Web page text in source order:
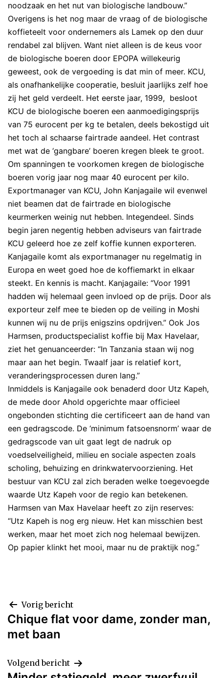
noodzaak en het nut van biologische landbouw.”
Overigens is het nog maar de vraag of de biologische
koffieteelt voor ondernemers als Lamek op den duur
rendabel zal blijven. Want niet alleen is de keus voor
de biologische boeren door EPOPA willekeurig
geweest, ook de vergoeding is dat min of meer. KCU,
als onafhankelijke cooperatie, besluit jaarlijks zelf hoe
zij het geld verdeelt. Het eerste jaar, 1999, besloot
KCU de biologische boeren een aanmoedigingsprijs
van 75 eurocent per kg te betalen, deels bekostigd uit
het toch al schaarse fairtrade aandeel. Het contrast
met wat de ‘gangbare’ boeren kregen bleek te groot.
Om spanningen te voorkomen kregen de biologische
boeren vorig jaar nog maar 40 eurocent per kilo.
Exportmanager van KCU, John Kanjagaile wil evenwel
niet beamen dat de fairtrade en biologische
keurmerken weinig nut hebben. Integendeel. Sinds
begin jaren negentig hebben adviseurs van fairtrade
KCU geleerd hoe ze zelf koffie kunnen exporteren.
Kanjagaile komt als exportmanager nu regelmatig in
Europa en weet goed hoe de koffiemarkt in elkaar
steekt. En kennis is macht. Kanjagaile: “Voor 1991
hadden wij helemaal geen invloed op de prijs. Door als
exporteur zelf mee te bieden op de veiling in Moshi
kunnen wij nu de prijs enigszins opdrijven.” Ook Jos
Harmsen, productspecialist koffie bij Max Havelaar,
ziet het genuanceerder: “In Tanzania staan wij nog
maar aan het begin. Twaalf jaar is relatief kort,
veranderingsprocessen duren lang.”
Inmiddels is Kanjagaile ook benaderd door Utz Kapeh,
de mede door Ahold opgerichte maar officieel
ongebonden stichting die certificeert aan de hand van
een gedragscode. De ‘minimum fatsoensnorm’ waar de
gedragscode van uit gaat legt de nadruk op
voedselveiligheid, milieu en sociale aspecten zoals
scholing, behuizing en drinkwatervoorziening. Het
bestuur van KCU zal zich beraden welke toegevoegde
waarde Utz Kapeh voor de regio kan betekenen.
Harmsen van Max Havelaar heeft zo zijn reserves:
“Utz Kapeh is nog erg nieuw. Het kan misschien best
werken, maar het moet zich nog helemaal bewijzen.
Op papier klinkt het mooi, maar nu de praktijk nog.”
Bericht
navigatie
Vorig bericht
Chique flat voor dame, zonder man,
met baan
Volgend bericht